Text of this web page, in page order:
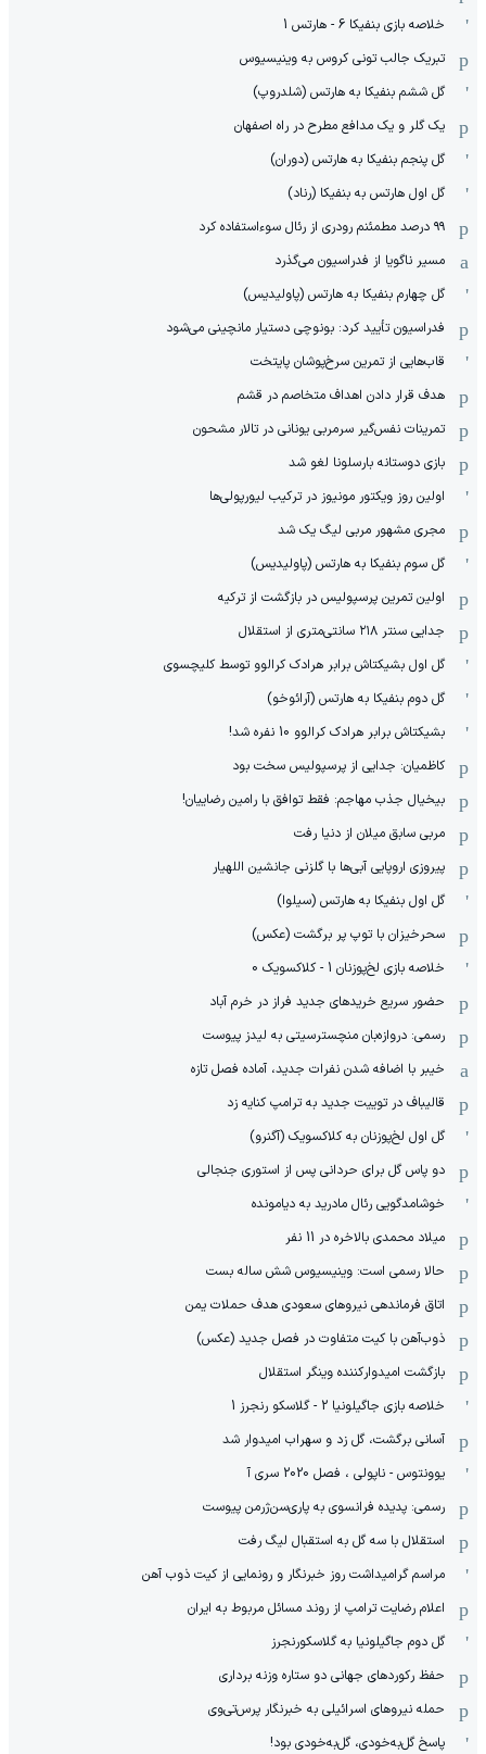
خلاصه بازی بنفیکا 6 - هارتس 1
تبریک جالب تونی کروس به وینیسیوس
گل ششم بنفیکا به هارتس (شلدروپ)
یک گلر و یک مدافع مطرح در راه اصفهان
گل پنجم بنفیکا به هارتس (دوران)
گل اول هارتس به بنفیکا (رناد)
۹۹ درصد مطمئنم رودری از رئال سوءاستفاده کرد
مسیر ناگویا از فدراسیون می‌گذرد
گل چهارم بنفیکا به هارتس (پاولیدیس)
فدراسیون تأیید کرد: بونوچی دستیار مانچینی می‌شود
قاب‌هایی از تمرین سرخ‌پوشان پایتخت
هدف قرار دادن اهداف متخاصم در قشم
‏تمرینات نفس‌گیر سرمربی یونانی در تالار مشحون
بازی دوستانه بارسلونا لغو شد
اولین روز ویکتور مونیوز در ترکیب لیورپولی‌ها
مجری مشهور مربی لیگ یک شد
گل سوم بنفیکا به هارتس (پاولیدیس)
اولین تمرین پرسپولیس در بازگشت از ترکیه
جدایی سنتر ۲۱۸ سانتی‌متری از استقلال
گل اول بشیکتاش برابر هرادک کرالوو توسط کلیچسوی
گل دوم بنفیکا به هارتس (آرائوخو)
بشیکتاش برابر هرادک کرالوو 10 نفره شد!
کاظمیان: جدایی از پرسپولیس سخت بود
بیخیال جذب مهاجم: فقط توافق با رامین رضاییان!
مربی سابق میلان از دنیا رفت
پیروزی اروپایی آبی‌ها با گلزنی جانشین اللهیار
گل اول بنفیکا به هارتس (سیلوا)
سحرخیزان با توپ پر برگشت (عکس)
خلاصه بازی لخ‌پوزنان 1 - کلاکسویک 0
حضور سریع خریدهای جدید فراز در خرم آباد
رسمی: دروازه‌بان منچسترسیتی به لیدز پیوست
خیبر با اضافه شدن نفرات جدید، آماده فصل تازه
قالیباف در توییت جدید به ترامپ کنایه زد
گل اول لخ‌پوزنان به کلاکسویک (آگنرو)
دو پاس گل برای حردانی پس از استوری جنجالی
خوشامدگویی رئال مادرید به دیامونده
میلاد محمدی بالاخره در 11 نفر
حالا رسمی است: وینیسیوس شش ساله بست
اتاق فرماندهی نیروهای سعودی هدف حملات یمن
ذوب‌آهن با کیت متفاوت در فصل جدید (عکس)
بازگشت امیدوارکننده وینگر استقلال
خلاصه بازی جاگیلونیا 2 - گلاسکو رنجرز 1
آسانی برگشت، گل زد و سهراب امیدوار شد
یوونتوس - ناپولی ، فصل 2020 سری آ
رسمی: پدیده فرانسوی به پاری‌سن‌ژرمن پیوست
استقلال با سه گل به استقبال لیگ رفت
مراسم گرامیداشت روز خبرنگار و رونمایی از کیت ذوب آهن
اعلام رضایت ترامپ از روند مسائل مربوط به ایران
گل دوم جاگیلونیا به گلاسکورنجرز
حفظ رکوردهای جهانی دو ستاره وزنه برداری
حمله نیروهای اسرائیلی به خبرنگار پرس‌تی‌وی
پاسخ گل‌به‌خودی، گل‌به‌خودی بود!